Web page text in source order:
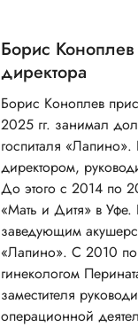
Борис
директора
Борис Коноплев
2025 гг. занимал
госпиталя
директором,
До этого с 2014 по
«Мать и Дитя» в
заведующим
«Лапино». С 2010 по
гинекологом
заместителя
операционной